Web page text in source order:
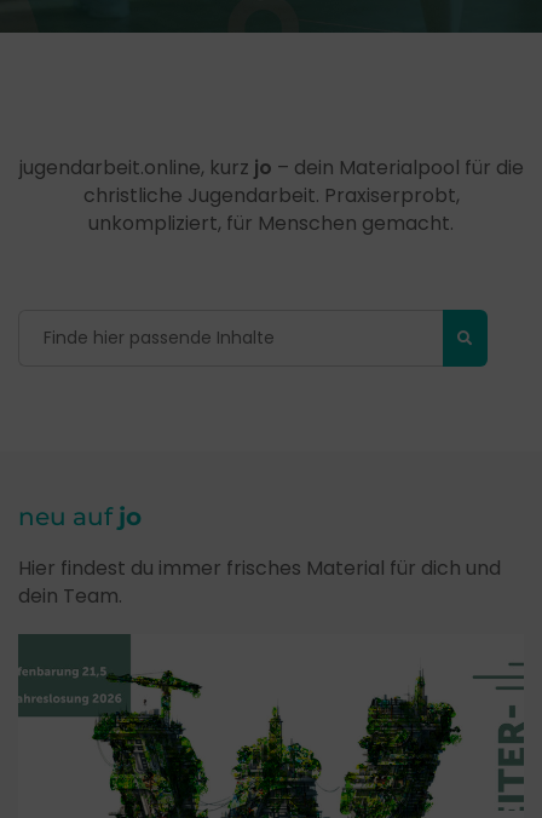
jugendarbeit.online, kurz jo – dein Materialpool für die
christliche Jugendarbeit. Praxiserprobt,
unkompliziert, für Menschen gemacht.
neu auf jo
Hier findest du immer frisches Material für dich und
dein Team.